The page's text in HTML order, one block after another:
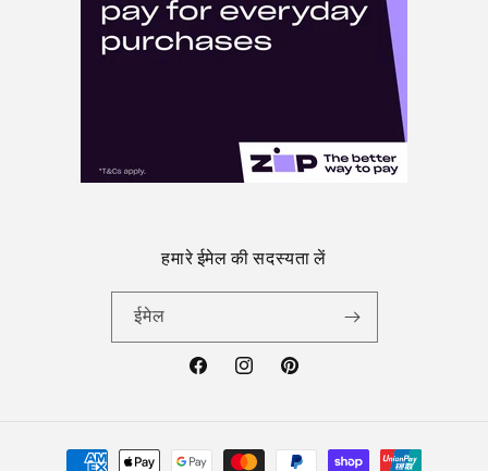
हमारे ईमेल की सदस्यता लें
ईमेल
फेसबुक InstagramPinterest
भुगतान